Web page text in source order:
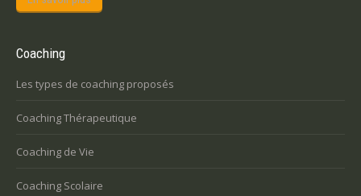
Coaching
Les types de coaching proposés
Coaching Thérapeutique
Coaching de Vie
Coaching Scolaire